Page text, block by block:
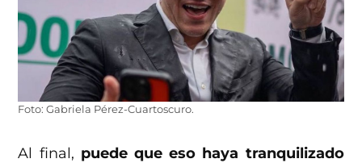
Foto: Gabriela Pérez-Cuartoscuro.
Al final, puede que eso haya tranquilizado